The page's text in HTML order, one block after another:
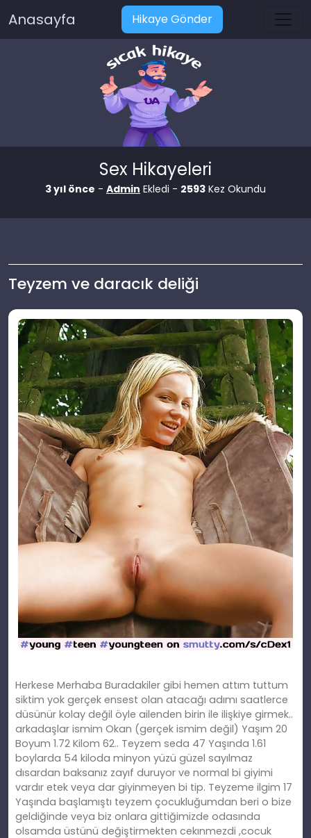
Anasayfa Hikaye Gönder
Sex Hikayeleri
3 yıl önce - Admin Ekledi - 2593 Kez Okundu
Teyzem ve daracık deliği
Herkese Merhaba Buradakiler gibi hemen attım tuttum
siktim yok gerçek ensest olan atacağı adımı saatlerce
düsünür kolay değil öyle ailenden birin ile ilişkiye girmek..
arkadaşlar ismim Okan (gerçek ismim değil) Yaşım 20
Boyum 1.72 Kilom 62.. Teyzem seda 47 Yaşında 1.61
boylarda 54 kiloda minyon yüzü güzel sayılmaz
dısardan baksanız zayıf duruyor ve normal bi giyimi
vardır etek veya dar giyinmeyen bi tip. Teyzeme ilgim 17
Yaşında başlamıştı teyzem çocukluğumdan beri o bize
geldiğinde veya biz onlara gittiğimizde odasında
olsamda üstünü değiştirmekten cekınmezdi ,cocuk